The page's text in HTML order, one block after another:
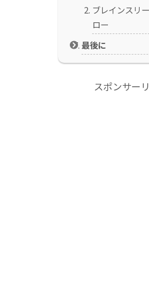
ブレインスリ
ロー
最後に
スポンサー